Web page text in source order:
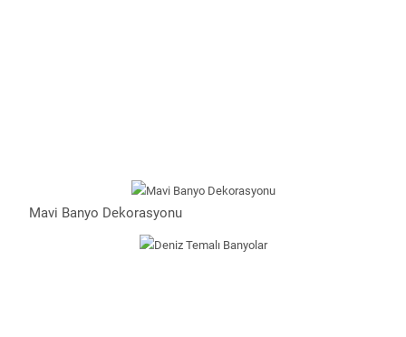
Mavi Banyo Dekorasyonu